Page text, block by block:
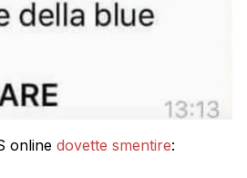
online dovette smentire: